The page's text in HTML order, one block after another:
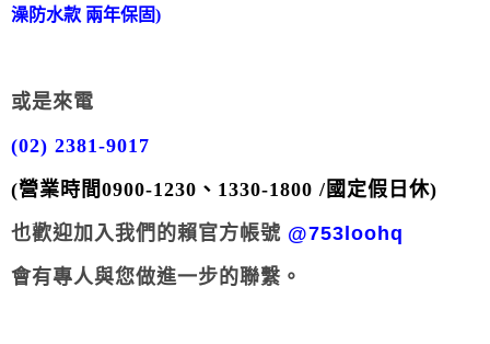
澡防水款 兩年保固)
或是來電
(02) 2381-9017
(營業時間0900-1230、1330-1800 /國定假日休)
也歡迎加入我們的賴官方帳號 @753loohq
會有專人與您做進一步的聯繫。